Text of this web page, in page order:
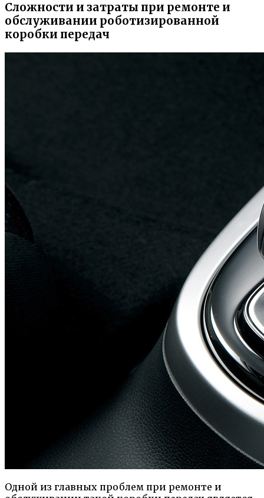
Сложности и затраты при ремонте и
обслуживании роботизированной
коробки передач
Одной из главных проблем при ремонте и